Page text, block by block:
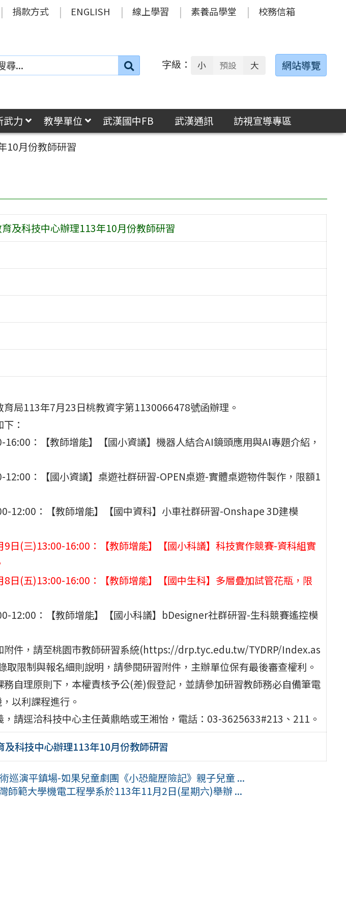
捐款方式 ENGLISH 線上學習 素養品學堂 校務信箱
搜
字級： 小 預設 大 網站導覽
武力 教學單位 武漢國中FB 武漢通訊
訪視宣導專區
10月份教師研習
及科技中心辦理113年10月份教師研習
育局113年7月23日桃教資字第1130066478號函辦理。
：
：【教師增能】【國小資議】機器人結合AI鏡頭應用與AI專題介紹，
：【國小資議】桌遊社群研習-OPEN桌遊-實體桌遊物件製作，限額1
12:00：【教師增能】【國中資科】小車社群研習-Onshape 3D建模
9日(三)13:00-16:00：【教師增能】【國小科議】科技實作競賽-資科組實
日(五)13:00-16:00：【教師增能】【國中生科】多層疊加試管花瓶，限
12:00：【教師增能】【國小科議】bDesigner社群研習-生科競賽遙控模
附件，請至桃園市教師研習系統(https://drp.tyc.edu.tw/TYDRP/Index.as
取限制與報名細則說明，請參閱研習附件，主辦單位保有最後審查權利。
務自理原則下，本權責核予公(差)假登記，並請參加研習教師務必自備筆電
以利課程進行。
，請逕洽科技中心主任黃鼎皓或王湘怡，電話：03-3625633#213、211。
及科技中心辦理113年10月份教師研習
巡演平鎮場-如果兒童劇團《小恐龍歷險記》親子兒童 ...
師範大學機電工程學系於113年11月2日(星期六)舉辦 ...